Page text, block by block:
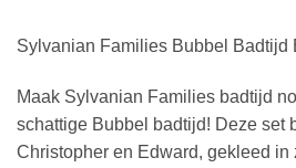
Sylvanian Families Bubbel Badtijd
Maak Sylvanian Families badtijd
schattige Bubbel badtijd! Deze set
Christopher en Edward, gekleed in